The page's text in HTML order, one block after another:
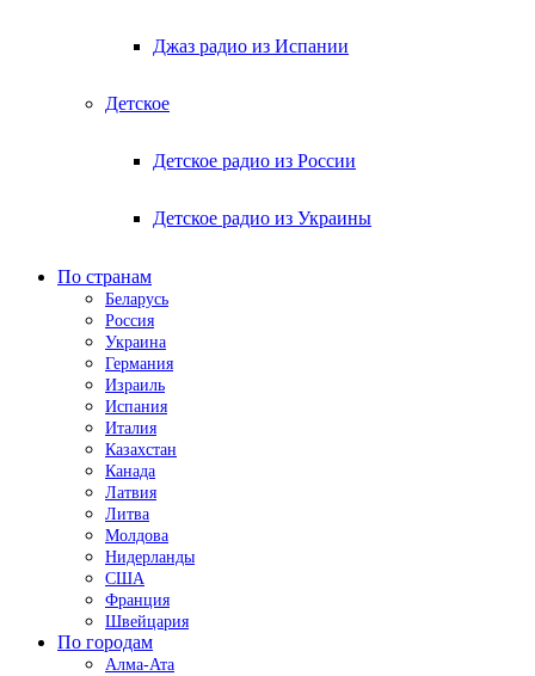
Джаз радио из Испании
Детское
Детское радио из России
Детское радио из Украины
По странам
Беларусь
Россия
Украина
Германия
Израиль
Испания
Италия
Казахстан
Канада
Латвия
Литва
Молдова
Нидерланды
США
Франция
Швейцария
По городам
Алма-Ата